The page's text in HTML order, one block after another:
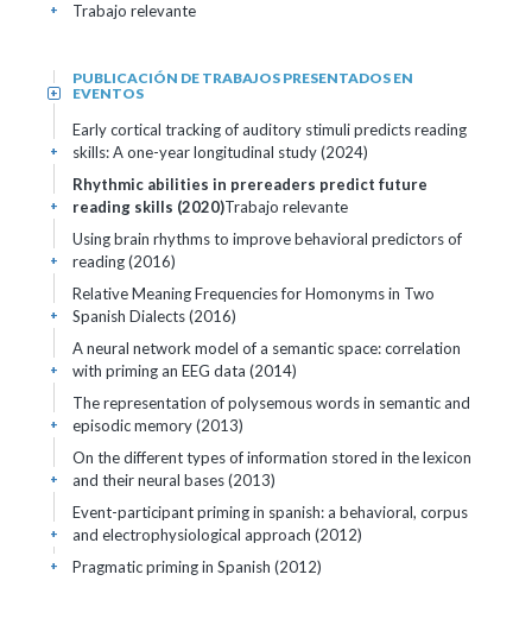
Trabajo relevante
+
PUBLICACIÓN DE TRABAJOS PRESENTADOS EN
EVENTOS
+
Early cortical tracking of auditory stimuli predicts reading
skills: A one-year longitudinal study (2024)
+
Rhythmic abilities in prereaders predict future
reading skills (2020)Trabajo relevante
+
Using brain rhythms to improve behavioral predictors of
reading (2016)
+
Relative Meaning Frequencies for Homonyms in Two
Spanish Dialects (2016)
+
A neural network model of a semantic space: correlation
with priming an EEG data (2014)
+
The representation of polysemous words in semantic and
episodic memory (2013)
+
On the different types of information stored in the lexicon
and their neural bases (2013)
+
Event-participant priming in spanish: a behavioral, corpus
and electrophysiological approach (2012)
+
Pragmatic priming in Spanish (2012)
+